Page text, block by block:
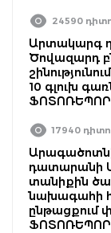
24590
Արտակարգ
Ծովազարդ
10 գլուխ
17940
դատարանի
տանիքին
նախագահի
ընթացքում